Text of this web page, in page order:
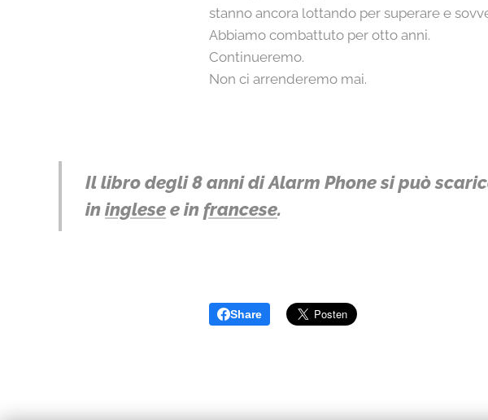
stanno ancora lottando per superare e
Abbiamo combattuto per otto anni.
Continueremo.
Non ci arrenderemo mai.
Il libro degli 8 anni di Alarm Phone si può
ininglesee infrancese.
Share